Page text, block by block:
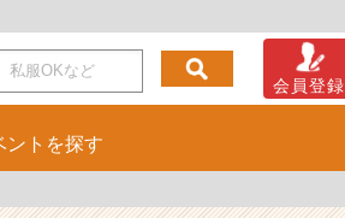
会員登録
ント を探す